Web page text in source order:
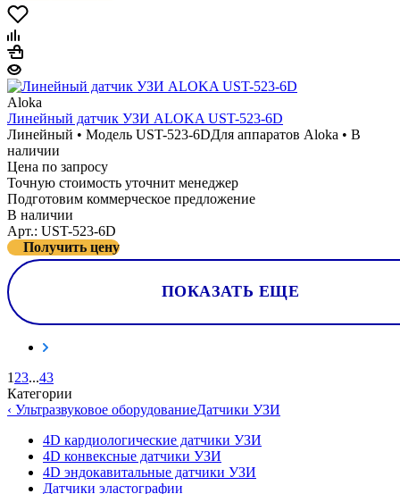
Aloka
Линейный датчик УЗИ ALOKA UST-523-6D
Линейный • Модель UST-523-6DДля аппаратов Aloka • В
наличии
Цена по запросу
Точную стоимость уточнит менеджер
Подготовим коммерческое предложение
В наличии
Арт.: UST-523-6D
Получить цену
ПОКАЗАТЬ ЕЩЕ
1 23...43
Категории
‹ Ультразвуковое оборудованиеДатчики УЗИ
4D кардиологические датчики УЗИ
4D конвексные датчики УЗИ
4D эндокавитальные датчики УЗИ
Датчики эластографии